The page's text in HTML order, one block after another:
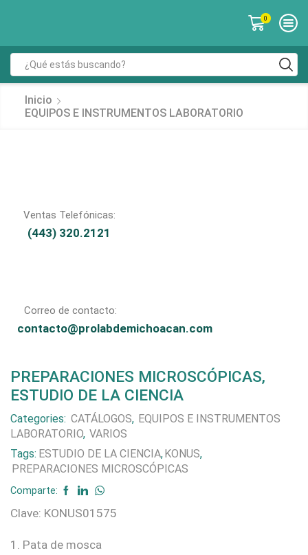
0
Inicio
EQUIPOS E INSTRUMENTOS LABORATORIO
Ventas Telefónicas:
(443) 320.2121
Correo de contacto:
contacto@prolabdemichoacan.com
PREPARACIONES MICROSCÓPICAS,
ESTUDIO DE LA CIENCIA
Categories: CATÁLOGOS, EQUIPOS E INSTRUMENTOS
LABORATORIO, VARIOS
Tags: ESTUDIO DE LA CIENCIA,KONUS,
PREPARACIONES MICROSCÓPICAS
Comparte:
Clave: KONUS01575
1. Pata de mosca